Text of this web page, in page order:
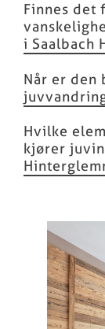
Finnes det
i Saalbach
Når er den
Hvilke
kjører